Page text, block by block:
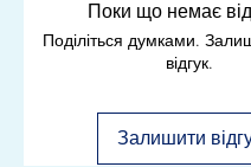
Поки що немає
Поділіться думками.
відгук.
Залишити